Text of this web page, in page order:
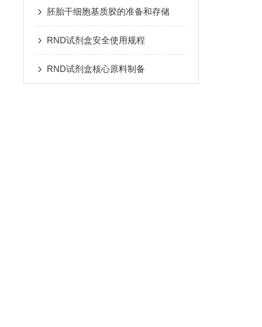
胚胎干细胞基质胶的准备和存储
RND试剂盒安全使用规程
RND试剂盒核心原料制备